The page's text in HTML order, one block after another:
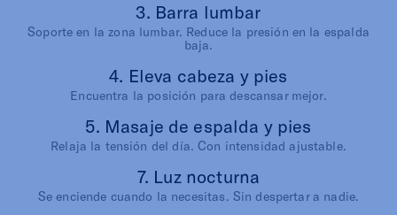
3. Barra lumbar
Soporte en la zona lumbar. Reduce la presión en la espalda
baja.
4. Eleva cabeza y pies
Encuentra la posición para descansar mejor.
5. Masaje de espalda y pies
Relaja la tensión del día. Con intensidad ajustable.
7. Luz nocturna
Se enciende cuando la necesitas. Sin despertar a nadie.